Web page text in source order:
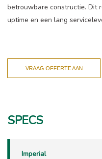
betrouwbare constructie. Dit
uptime en een lang
VRAAG OFFERTE AAN
SPECS
Imperial